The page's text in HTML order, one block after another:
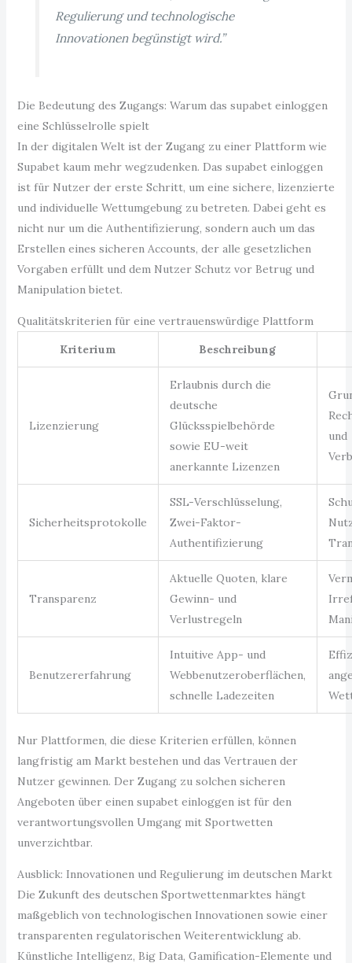
Regulierung und technologische
Innovationen begünstigt wird.”
Die Bedeutung des Zugangs: Warum das supabet einloggen
eine Schlüsselrolle spielt
In der digitalen Welt ist der Zugang zu einer Plattform wie
Supabet kaum mehr wegzudenken. Das supabet einloggen
ist für Nutzer der erste Schritt, um eine sichere, lizenzierte
und individuelle Wettumgebung zu betreten. Dabei geht es
nicht nur um die Authentifizierung, sondern auch um das
Erstellen eines sicheren Accounts, der alle gesetzlichen
Vorgaben erfüllt und dem Nutzer Schutz vor Betrug und
Manipulation bietet.
Qualitätskriterien für eine vertrauenswürdige Plattform
Kriterium
Beschreibung
Lizenzierung
Erlaubnis durch die
deutsche
Glücksspielbehörde
sowie EU-weit
anerkannte Lizenzen
und
Sicherheitsprotokolle
SSL-Verschlüsselung,
Zwei-Faktor-
Authentifizierung
Transparenz
Aktuelle Quoten, klare
Gewinn- und
Verlustregeln
Benutzererfahrung
Intuitive App- und
Webbenutzeroberflächen,
schnelle Ladezeiten
Nur Plattformen, die diese Kriterien erfüllen, können
langfristig am Markt bestehen und das Vertrauen der
Nutzer gewinnen. Der Zugang zu solchen sicheren
Angeboten über einen supabet einloggen ist für den
verantwortungsvollen Umgang mit Sportwetten
unverzichtbar.
Ausblick: Innovationen und Regulierung im deutschen Markt
Die Zukunft des deutschen Sportwettenmarktes hängt
maßgeblich von technologischen Innovationen sowie einer
transparenten regulatorischen Weiterentwicklung ab.
Künstliche Intelligenz, Big Data, Gamification-Elemente und